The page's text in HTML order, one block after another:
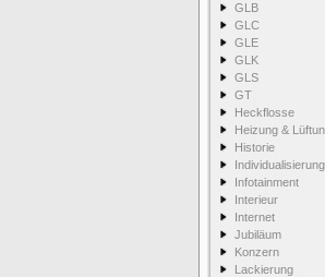
GLB
GLC
GLE
GLK
GLS
GT
Heckflosse
Heizung &
Historie
Individualisierung
Infotainment
Interieur
Internet
Jubiläum
Konzern
Lackierung